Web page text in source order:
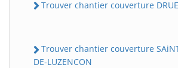
Trouver chantier couverture
Trouver chantier couverture
DE-LUZENCON